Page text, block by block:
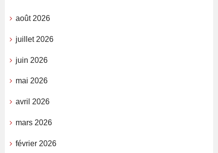
août 2026
juillet 2026
juin 2026
mai 2026
avril 2026
mars 2026
février 2026